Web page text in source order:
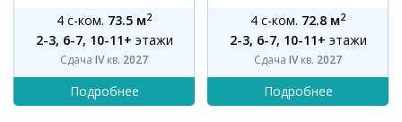
4 с-ком. 73.5 м2
2-3, 6-7, 10-11+ этажи
Сдача IVкв. 2027
4 с-ком. 72.8 м2
2-3, 6-7, 10-11+ этажи
Сдача IVкв. 2027